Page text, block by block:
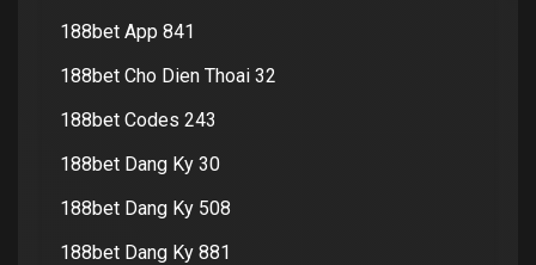
188bet App 841
188bet Cho Dien Thoai 32
188bet Codes 243
188bet Dang Ky 30
188bet Dang Ky 508
188bet Dang Ky 881